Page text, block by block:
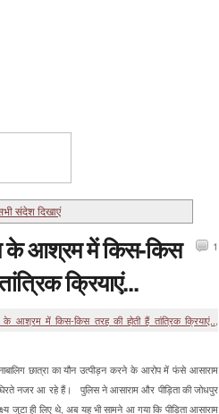
संदेश दिखाएं
के आश्रम में किस-किस
क्रियाएं...
1
के आश्रम में किस-किस तरह की होती हैं तांत्रिक क्रियाएं..,
छात्रा का यौन उत्पीड़न करने के आरोप में फंसे आसाराम
नजर आ रहे हैं। पुलिस ने आसाराम और पीड़िता की जोधपुर
जुटा ही लिए थे, अब यह भी सामने आ गया कि पीड़िता आसाराम